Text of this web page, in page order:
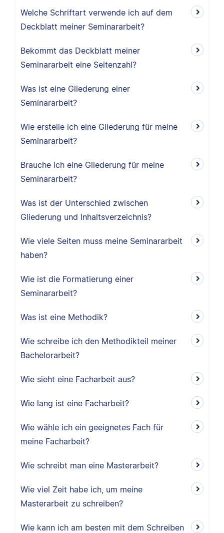
Welche Schriftart verwende ich auf dem
Deckblatt meiner Seminararbeit?
Bekommt das Deckblatt meiner
Seminararbeit eine Seitenzahl?
Was ist eine Gliederung einer
Seminararbeit?
Wie erstelle ich eine Gliederung für meine
Seminararbeit?
Brauche ich eine Gliederung für meine
Seminararbeit?
Was ist der Unterschied zwischen
Gliederung und Inhaltsverzeichnis?
Wie viele Seiten muss meine Seminararbeit
haben?
Wie ist die Formatierung einer
Seminararbeit?
Was ist eine Methodik?
Wie schreibe ich den Methodikteil meiner
Bachelorarbeit?
Wie sieht eine Facharbeit aus?
Wie lang ist eine Facharbeit?
Wie wähle ich ein geeignetes Fach für
meine Facharbeit?
Wie schreibt man eine Masterarbeit?
Wie viel Zeit habe ich, um meine
Masterarbeit zu schreiben?
Wie kann ich am besten mit dem Schreiben